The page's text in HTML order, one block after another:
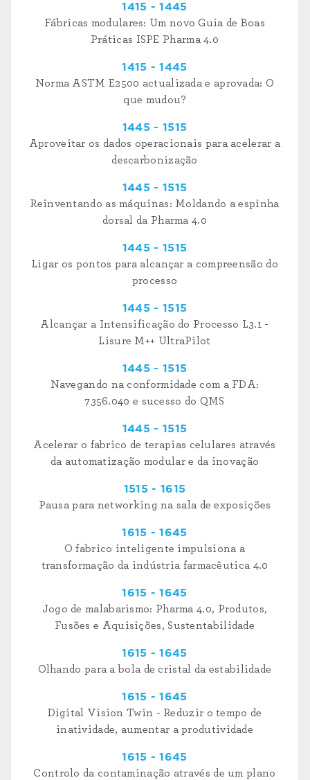
1415 - 1445
Fábricas modulares: Um novo Guia de Boas
Práticas ISPE Pharma 4.0
1415 - 1445
Norma ASTM E2500 actualizada e aprovada: O
que mudou?
1445 - 1515
Aproveitar os dados operacionais para acelerar a
descarbonização
1445 - 1515
Reinventando as máquinas: Moldando a espinha
dorsal da Pharma 4.0
1445 - 1515
Ligar os pontos para alcançar a compreensão do
processo
1445 - 1515
Alcançar a Intensificação do Processo L3.1 -
Lisure M++ UltraPilot
1445 - 1515
Navegando na conformidade com a FDA:
7356.040 e sucesso do QMS
1445 - 1515
Acelerar o fabrico de terapias celulares através
da automatização modular e da inovação
1515 - 1615
Pausa para networking na sala de exposições
1615 - 1645
O fabrico inteligente impulsiona a
transformação da indústria farmacêutica 4.0
1615 - 1645
Jogo de malabarismo: Pharma 4.0, Produtos,
Fusões e Aquisições, Sustentabilidade
1615 - 1645
Olhando para a bola de cristal da estabilidade
1615 - 1645
Digital Vision Twin - Reduzir o tempo de
inatividade, aumentar a produtividade
1615 - 1645
Controlo da contaminação através de um plano